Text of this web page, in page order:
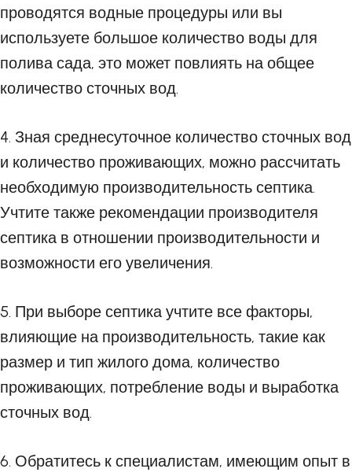
проводятся водные процедуры или вы
используете большое количество воды для
полива сада, это может повлиять на общее
количество сточных вод.
4. Зная среднесуточное количество сточных вод
и количество проживающих, можно рассчитать
необходимую производительность септика.
Учтите также рекомендации производителя
септика в отношении производительности и
возможности его увеличения.
5. При выборе септика учтите все факторы,
влияющие на производительность, такие как
размер и тип жилого дома, количество
проживающих, потребление воды и выработка
сточных вод.
6. Обратитесь к специалистам, имеющим опыт в